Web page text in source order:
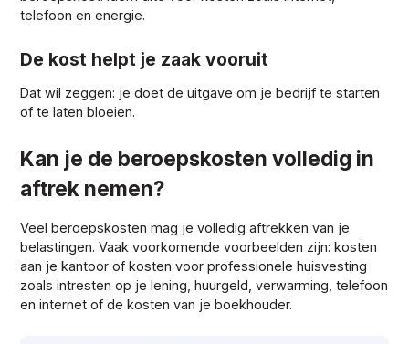
telefoon en energie.
De kost helpt je zaak vooruit
Dat wil zeggen: je doet de uitgave om je bedrijf te starten
of te laten bloeien.
Kan je de beroepskosten volledig in
aftrek nemen?
Veel beroepskosten mag je volledig aftrekken van je
belastingen. Vaak voorkomende voorbeelden zijn: kosten
aan je kantoor of kosten voor professionele huisvesting
zoals intresten op je lening, huurgeld, verwarming, telefoon
en internet of de kosten van je boekhouder.